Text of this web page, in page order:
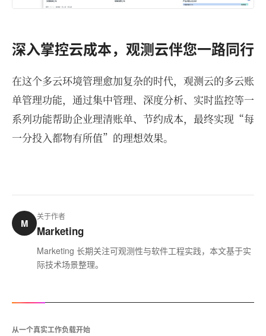
深入掌控云成本，观测云伴您一路同行
在这个多云环境管理愈加复杂的时代，观测云的多云账
单管理功能，通过集中管理、深度分析、实时监控等一
系列功能帮助企业理清账单、节约成本，最终实现“每
一分投入都物有所值”的理想效果。
M
关于作者
Marketing
Marketing 长期关注可观测性与软件工程实践，本文基于实
际技术场景整理。
从一个真实工作负载开始